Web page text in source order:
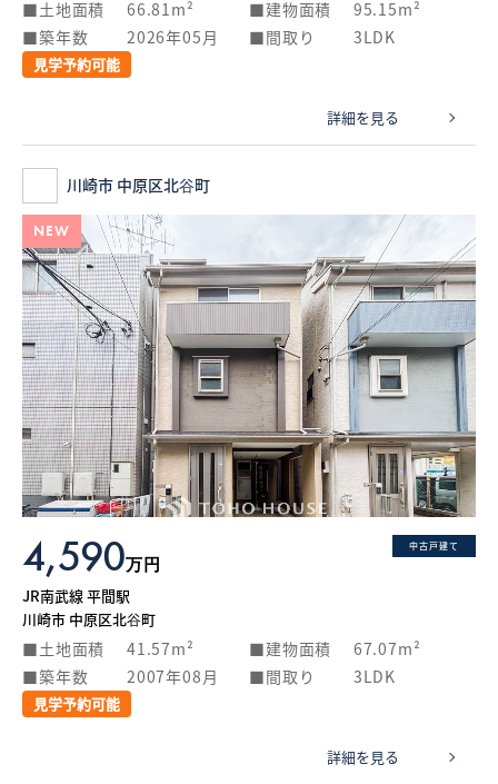
土地面積 66.81m² 建物面積
95.15m²
築年数
2026年05月 間取り 3LDK
見学予約可能
詳細を見る
川崎市 中原区北谷町
NEW
中古戸建て
4,590万円
JR南武線 平間駅
川崎市 中原区北谷町
土地面積 41.57m² 建物面積
67.07m²
築年数
2007年08月 間取り 3LDK
見学予約可能
詳細を見る